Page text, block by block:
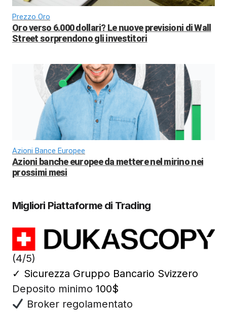
Prezzo Oro
Oro verso 6.000 dollari? Le nuove previsioni di Wall
Street sorprendono gli investitori
Azioni Bance Europee
Azioni banche europee da mettere nel mirino nei
prossimi mesi
Migliori Piattaforme di Trading
(4/5)
✓ Sicurezza Gruppo Bancario Svizzero
Deposito minimo 100$
Broker regolamentato